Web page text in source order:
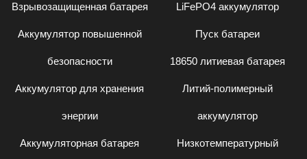
Взрывозащищенная батарея LiFePO4 аккумулятор
Аккумулятор повышенной
безопасности
Пуск батареи
18650 литиевая батарея
Аккумулятор для хранения
энергии
Литий-полимерный
аккумулятор
Аккумуляторная батарея Низкотемпературный